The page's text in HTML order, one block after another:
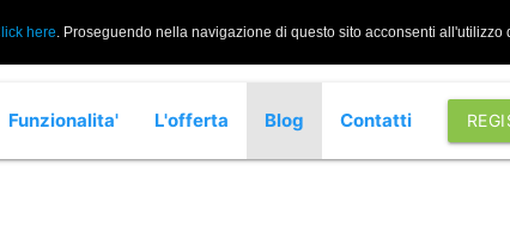
here. Proseguendo nella navigazione di questo sito acconsenti all'utilizzo
Funzionalita' L'offerta Blog Contatti